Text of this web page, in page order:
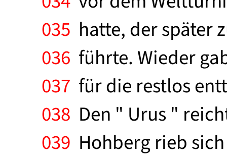
035 hatte, der später
036 führte. Wieder
037 für die restlos
038 Den " Urus "
039 Hohberg rieb